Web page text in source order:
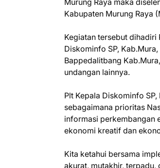
Kabupaten Murung Raya
Kegiatan tersebut dihadiri
Diskominfo SP,
Bappedalitbang
undangan lainnya.
Plt Kepala Diskominfo
sebagaimana prioritas
informasi perkembangan
ekonomi kreatif dan
Kita ketahui bersama
akurat, mutakhir,